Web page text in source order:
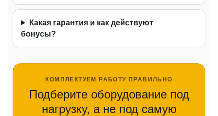
Какая гарантия и как действуют
бонусы?
КОМПЛЕКТУЕМ РАБОТУ ПРАВИЛЬНО
Подберите оборудование под
нагрузку, а не под самую